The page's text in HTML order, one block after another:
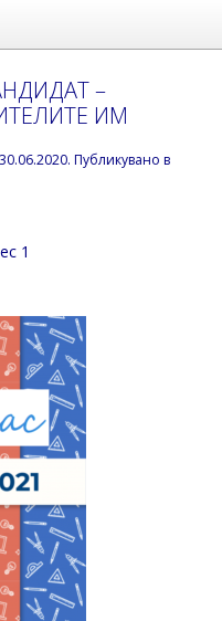
–
ИМ
30.06.2020. Публикувано в
1